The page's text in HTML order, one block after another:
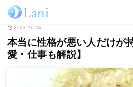
ホーム ライフスタイル 本当に
2023.10.14
本当に性格が悪い人だけが
愛・仕事も解説】